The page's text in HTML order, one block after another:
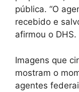
pública. “O
recebido e
afirmou o DHS.
Imagens que
mostram o
agentes